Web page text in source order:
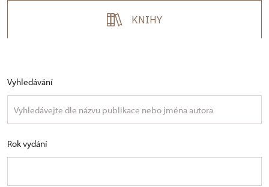
KNIHY
Vyhledávání
Rok vydání